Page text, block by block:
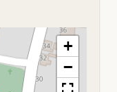
+
−